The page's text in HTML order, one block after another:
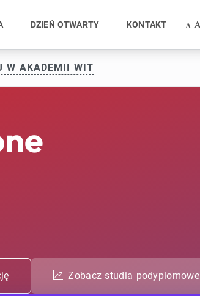
DZIEŃ OTWARTY KONTAKT
W AKADEMII WIT
Zobacz studia podyplomowe